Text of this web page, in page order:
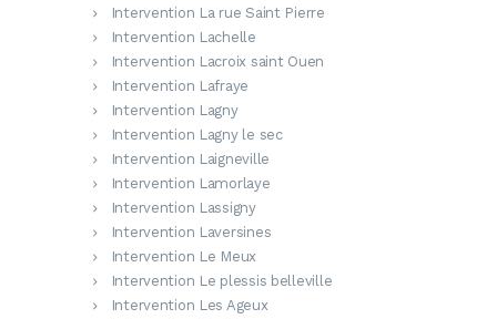
Intervention La rue Saint Pierre
Intervention Lachelle
Intervention Lacroix saint Ouen
Intervention Lafraye
Intervention Lagny
Intervention Lagny le sec
Intervention Laigneville
Intervention Lamorlaye
Intervention Lassigny
Intervention Laversines
Intervention Le Meux
Intervention Le plessis belleville
Intervention Les Ageux